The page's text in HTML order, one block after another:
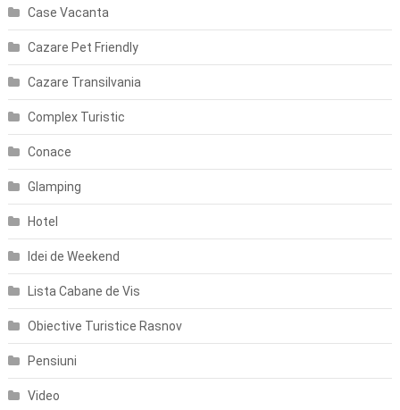
Case Vacanta
Cazare Pet Friendly
Cazare Transilvania
Complex Turistic
Conace
Glamping
Hotel
Idei de Weekend
Lista Cabane de Vis
Obiective Turistice Rasnov
Pensiuni
Video